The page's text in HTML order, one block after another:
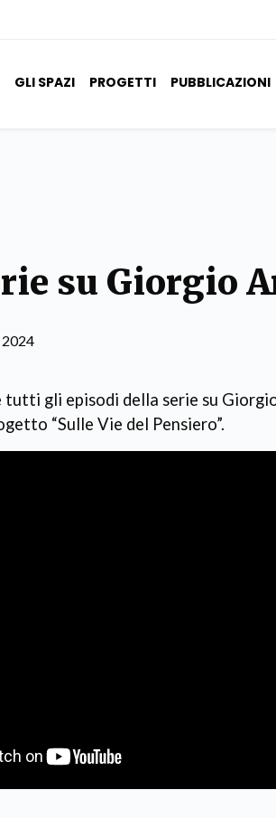
GLI SPAZI PROGETTI PUBBLICAZIONI
su Giorgio
gli episodi della serie su
“Sulle Vie del Pensiero”.